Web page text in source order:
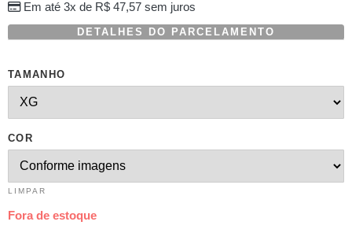
Em até 3x de R$47,57sem juros
DETALHES DO PARCELAMENTO
TAMANHO
COR
LIMPAR
Fora de estoque